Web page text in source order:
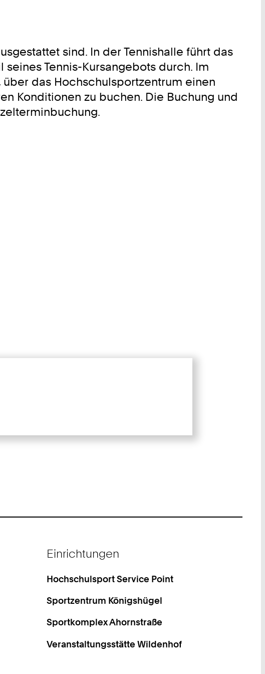
sind. In der Tennishalle führt das
Tennis-Kursangebots durch. Im
das Hochschulsportzentrum einen
Konditionen zu buchen. Die Buchung und
Einrichtungen
Hochschulsport Service Point
Sportzentrum Königshügel
Sportkomplex Ahornstraße
Veranstaltungsstätte Wildenhof